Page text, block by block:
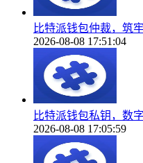
比特派钱包仲裁，筑
2026-08-08 17:51:04
比特派钱包私钥，数
2026-08-08 17:05:59